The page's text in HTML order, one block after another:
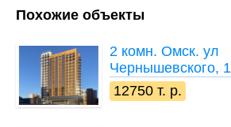
Похожие объекты
2 комн. Омск. ул
Чернышевского, 1
12750 т. р.